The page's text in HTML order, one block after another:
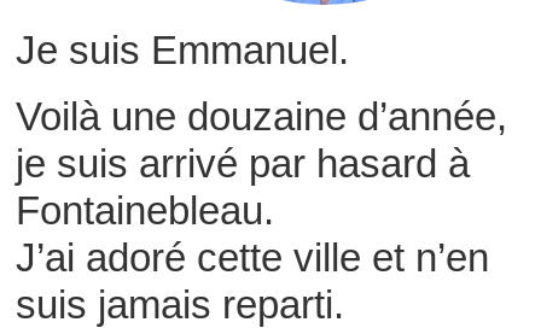
Je suis Emmanuel.
Voilà une douzaine d’année,
je suis arrivé par hasard à
Fontainebleau.
J’ai adoré cette ville et n’en
suis jamais reparti.